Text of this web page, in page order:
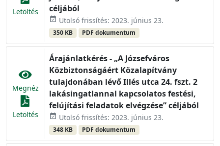
Letöltés
céljából
event_available Utolsó frissítés: 2023. június 23.
350 KB PDF dokumentum
Megnéz
Letöltés
Árajánlatkérés - „A Józsefváros
Közbiztonságáért Közalapítvány
tulajdonában lévő Illés utca 24. fszt. 2
lakásingatlannal kapcsolatos festési,
felújítási feladatok elvégzése” céljából
event_available Utolsó frissítés: 2023. június 23.
348 KB PDF dokumentum